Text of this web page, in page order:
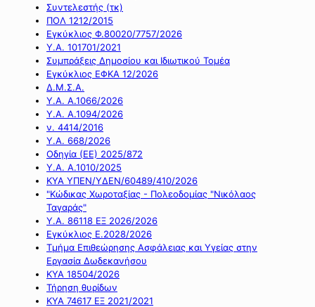
Συντελεστής (τκ)
ΠΟΛ 1212/2015
Εγκύκλιος Φ.80020/7757/2026
Υ.Α. 101701/2021
Συμπράξεις Δημοσίου και Ιδιωτικού Τομέα
Εγκύκλιος ΕΦΚΑ 12/2026
Δ.Μ.Σ.Α.
Υ.Α. Α.1066/2026
Υ.Α. Α.1094/2026
ν. 4414/2016
Y.A. 668/2026
Οδηγία (ΕΕ) 2025/872
Υ.Α. Α.1010/2025
ΚΥΑ ΥΠΕΝ/ΥΔΕΝ/60489/410/2026
"Κώδικας Χωροταξίας - Πολεοδομίας "Νικόλαος
Ταγαράς"
Υ.Α. 86118 ΕΞ 2026/2026
Εγκύκλιος Ε.2028/2026
Τμήμα Επιθεώρησης Ασφάλειας και Υγείας στην
Εργασία Δωδεκανήσου
ΚΥΑ 18504/2026
Τήρηση θυρίδων
ΚΥΑ 74617 ΕΞ 2021/2021